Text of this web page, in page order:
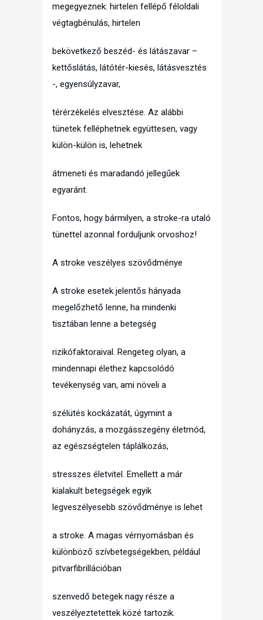
megegyeznek: hirtelen fellépő féloldali
végtagbénulás, hirtelen
bekövetkező beszéd- és látászavar –
kettőslátás, látótér-kiesés, látásvesztés
-, egyensúlyzavar,
térérzékelés elvesztése. Az alábbi
tünetek felléphetnek együttesen, vagy
külön-külön is, lehetnek
átmeneti és maradandó jellegűek
egyaránt.
Fontos, hogy bármilyen, a stroke-ra utaló
tünettel azonnal forduljunk orvoshoz!
A stroke veszélyes szövődménye
A stroke esetek jelentős hányada
megelőzhető lenne, ha mindenki
tisztában lenne a betegség
rizikófaktoraival. Rengeteg olyan, a
mindennapi élethez kapcsolódó
tevékenység van, ami növeli a
szélütés kockázatát, úgymint a
dohányzás, a mozgásszegény életmód,
az egészségtelen táplálkozás,
stresszes életvitel. Emellett a már
kialakult betegségek egyik
legveszélyesebb szövődménye is lehet
a stroke. A magas vérnyomásban és
különböző szívbetegségekben, például
pitvarfibrillációban
szenvedő betegek nagy része a
veszélyeztetettek közé tartozik.